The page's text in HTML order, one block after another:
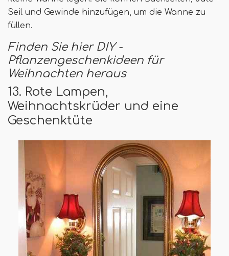
Seil und Gewinde hinzufügen, um die Wanne zu
füllen.
Finden Sie hier DIY -
Pflanzengeschenkideen für
Weihnachten heraus
13. Rote Lampen,
Weihnachtskrüder und eine
Geschenktüte